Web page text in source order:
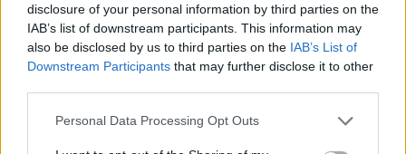
disclosure of your personal information by third parties on the
IAB’s list of downstream participants. This information may
also be disclosed by us to third parties on the IAB’s List of
Downstream Participants that may further disclose it to other
Personal Data Processing Opt Outs
Πηγές :